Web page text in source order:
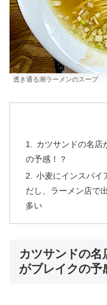
透き通る潮ラーメンのスープ
カツサンドの名店
の予感！？
小麦にインスパイ
だし、ラーメン店で
多い
カツサンドの
がブレイクの予